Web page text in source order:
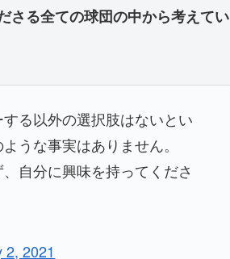
さる全ての球団の中から考えてい
る以外の選択肢はないとい
うな事実はありません。
自分に興味を持ってくださ
2, 2021